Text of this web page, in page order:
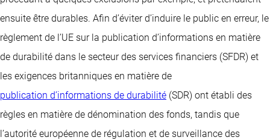
ensuite être durables. Afin d’éviter d’induire le public en erreur, le
règlement de l’UE sur la publication d’informations en matière
de durabilité dans le secteur des services financiers (SFDR) et
les exigences britanniques en matière de
publication d’informations de durabilité (SDR) ont établi des
règles en matière de dénomination des fonds, tandis que
l’autorité européenne de régulation et de surveillance des